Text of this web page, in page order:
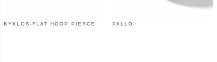
KYKLOS-FLAT HOOP PIERCE PALLO